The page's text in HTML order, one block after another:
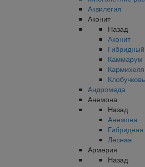
Аквилегия
Аконит
Назад
Аконит
Гибридный
Каммарум
Кармихеля
Андромеда
Анемона
Назад
Анемона
Гибридная
Лесная
Армерия
Назад